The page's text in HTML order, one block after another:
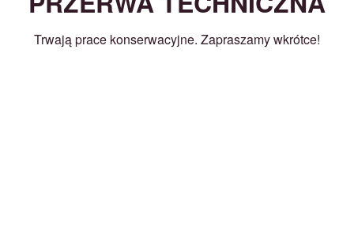
Trwają prace konserwacyjne. Zapraszamy wkrótce!